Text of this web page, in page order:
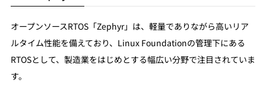
オープンソースRTOS「Zephyr」は、軽量でありながら高いリア
ルタイム性能を備えており、Linux Foundationの管理下にある
RTOSとして、製造業をはじめとする幅広い分野で注目されていま
す。